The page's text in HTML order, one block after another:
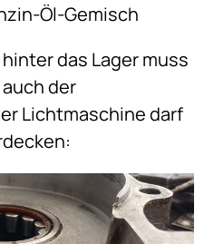
Öl-Gemisch
das Lager muss
der
Lichtmaschine darf